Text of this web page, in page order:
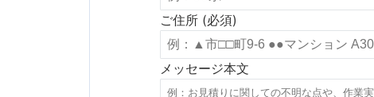
ご住所 (必須)
メッセージ本文